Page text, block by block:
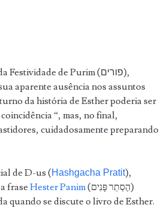
Festividade de Purim (פורים),
aparente ausência nos assuntos
da história de Esther poderia ser
“, mas, no final,
cuidadosamente preparando
de D-us (Hashgacha Pratit),
fraseHester Panim(הֶסְתֵר פָּנִים)
quando se discute o livro de Esther.